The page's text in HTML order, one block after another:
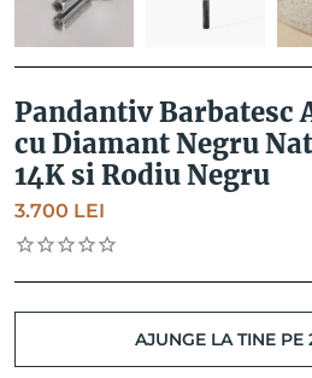
Pandantiv Barbatesc
cu Diamant Negru
14K si Rodiu Negru
3.700 LEI
AJUNGE LA TINE PE